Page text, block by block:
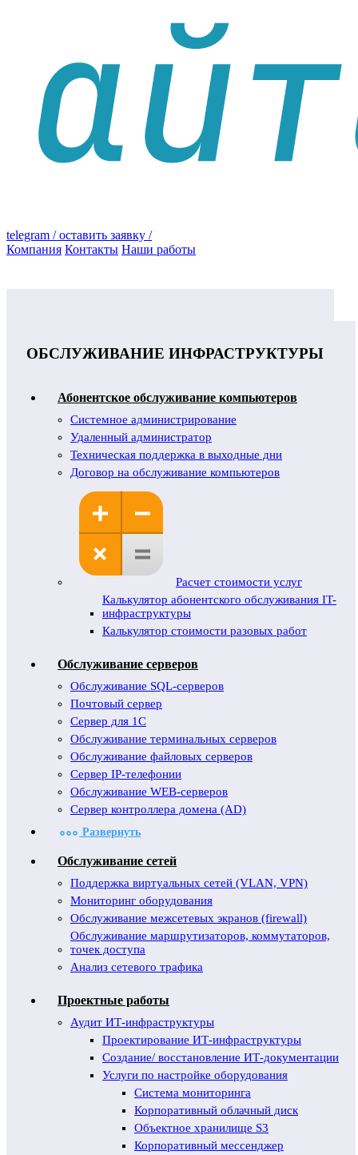
telegram / оставить заявку /
Компания Контакты Наши работы
ОБСЛУЖИВАНИЕ ИНФРАСТРУКТУРЫ
Абонентское обслуживание компьютеров
Системное администрирование
Удаленный администратор
Техническая поддержка в выходные дни
Договор на обслуживание компьютеров
Расчет стоимости услуг
Калькулятор абонентского обслуживания IT-
инфраструктуры
Калькулятор стоимости разовых работ
Обслуживание серверов
Обслуживание SQL-серверов
Почтовый сервер
Сервер для 1С
Обслуживание терминальных серверов
Обслуживание файловых серверов
Сервер IP-телефонии
Обслуживание WEB-серверов
Сервер контроллера домена (AD)
Развернуть
Обслуживание сетей
Поддержка виртуальных сетей (VLAN, VPN)
Мониторинг оборудования
Обслуживание межсетевых экранов (firewall)
Обслуживание маршрутизаторов, коммутаторов,
точек доступа
Анализ сетевого трафика
Проектные работы
Аудит ИТ-инфраструктуры
Проектирование ИТ-инфраструктуры
Создание/ восстановление ИТ-документации
Услуги по настройке оборудования
Система мониторинга
Корпоративный облачный диск
Объектное хранилище S3
Корпоративный мессенджер